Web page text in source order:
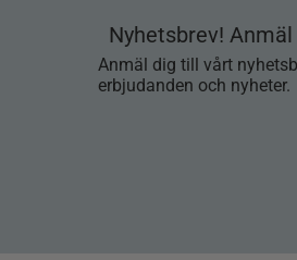
Nyhetsbrev!
Anmäl dig till vårt
erbjudanden och nyheter.